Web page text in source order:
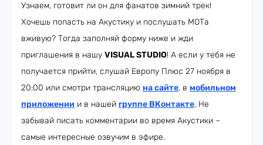
Узнаем, готовит ли он для фанатов зимний трек!
Хочешь попасть на Акустику и послушать МОТа
вживую? Тогда заполняй форму ниже и жди
приглашения в нашу VISUAL STUDIO! А если у тебя не
получается прийти, слушай Европу Плюс 27 ноября в
20:00 или смотри трансляцию на сайте, в мобильном
приложении и в нашей группе ВКонтакте. Не
забывай писать комментарии во время Акустики –
самые интересные озвучим в эфире.